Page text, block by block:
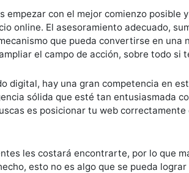
empezar con el mejor comienzo posible
online. El asesoramiento adecuado,
que pueda convertirse en
el campo de acción, sobre todo si
digital, hay una gran competencia en
sólida que esté tan entusiasmada
es posicionar tu web
les costará encontrarte, por lo que
esto no es algo que se pueda